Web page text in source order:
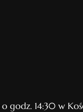
o godz. 14:30 w